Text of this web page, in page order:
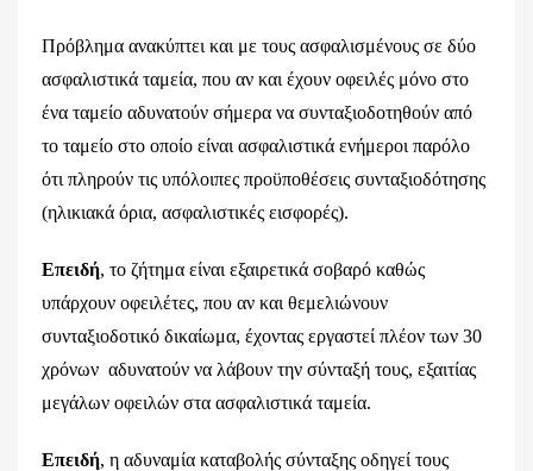
Πρόβλημα ανακύπτει και με τους ασφαλισμένους σε δύο
ασφαλιστικά ταμεία, που αν και έχουν οφειλές μόνο στο
ένα ταμείο αδυνατούν σήμερα να συνταξιοδοτηθούν από
το ταμείο στο οποίο είναι ασφαλιστικά ενήμεροι παρόλο
ότι πληρούν τις υπόλοιπες προϋποθέσεις συνταξιοδότησης
(ηλικιακά όρια, ασφαλιστικές εισφορές).
Επειδή, το ζήτημα είναι εξαιρετικά σοβαρό καθώς
υπάρχουν οφειλέτες, που αν και θεμελιώνουν
συνταξιοδοτικό δικαίωμα, έχοντας εργαστεί πλέον των 30
χρόνων αδυνατούν να λάβουν την σύνταξή τους, εξαιτίας
μεγάλων οφειλών στα ασφαλιστικά ταμεία.
Επειδή, η αδυναμία καταβολής σύνταξης οδηγεί τους